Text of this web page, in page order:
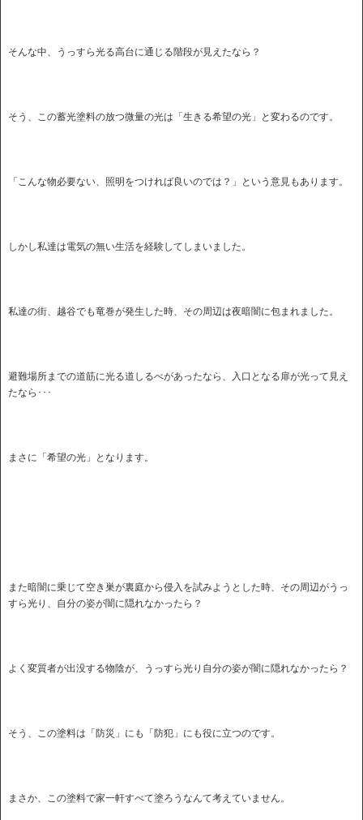
そんな中、うっすら光る高台に通じる階段が見えたなら？
そう、この蓄光塗料の放つ微量の光は「生きる希望の光」と変わるのです。
「こんな物必要ない、照明をつければ良いのでは？」という意見もあります。
しかし私達は電気の無い生活を経験してしまいました。
私達の街、越谷でも竜巻が発生した時、その周辺は夜暗闇に包まれました。
避難場所までの道筋に光る道しるべがあったなら、入口となる扉が光って見え
たなら･･･
まさに「希望の光」となります。
また暗闇に乗じて空き巣が裏庭から侵入を試みようとした時、その周辺がうっ
すら光り、自分の姿が闇に隠れなかったら？
よく変質者が出没する物陰が、うっすら光り自分の姿が闇に隠れなかったら？
そう、この塗料は「防災」にも「防犯」にも役に立つのです。
まさか、この塗料で家一軒すべて塗ろうなんて考えていません。